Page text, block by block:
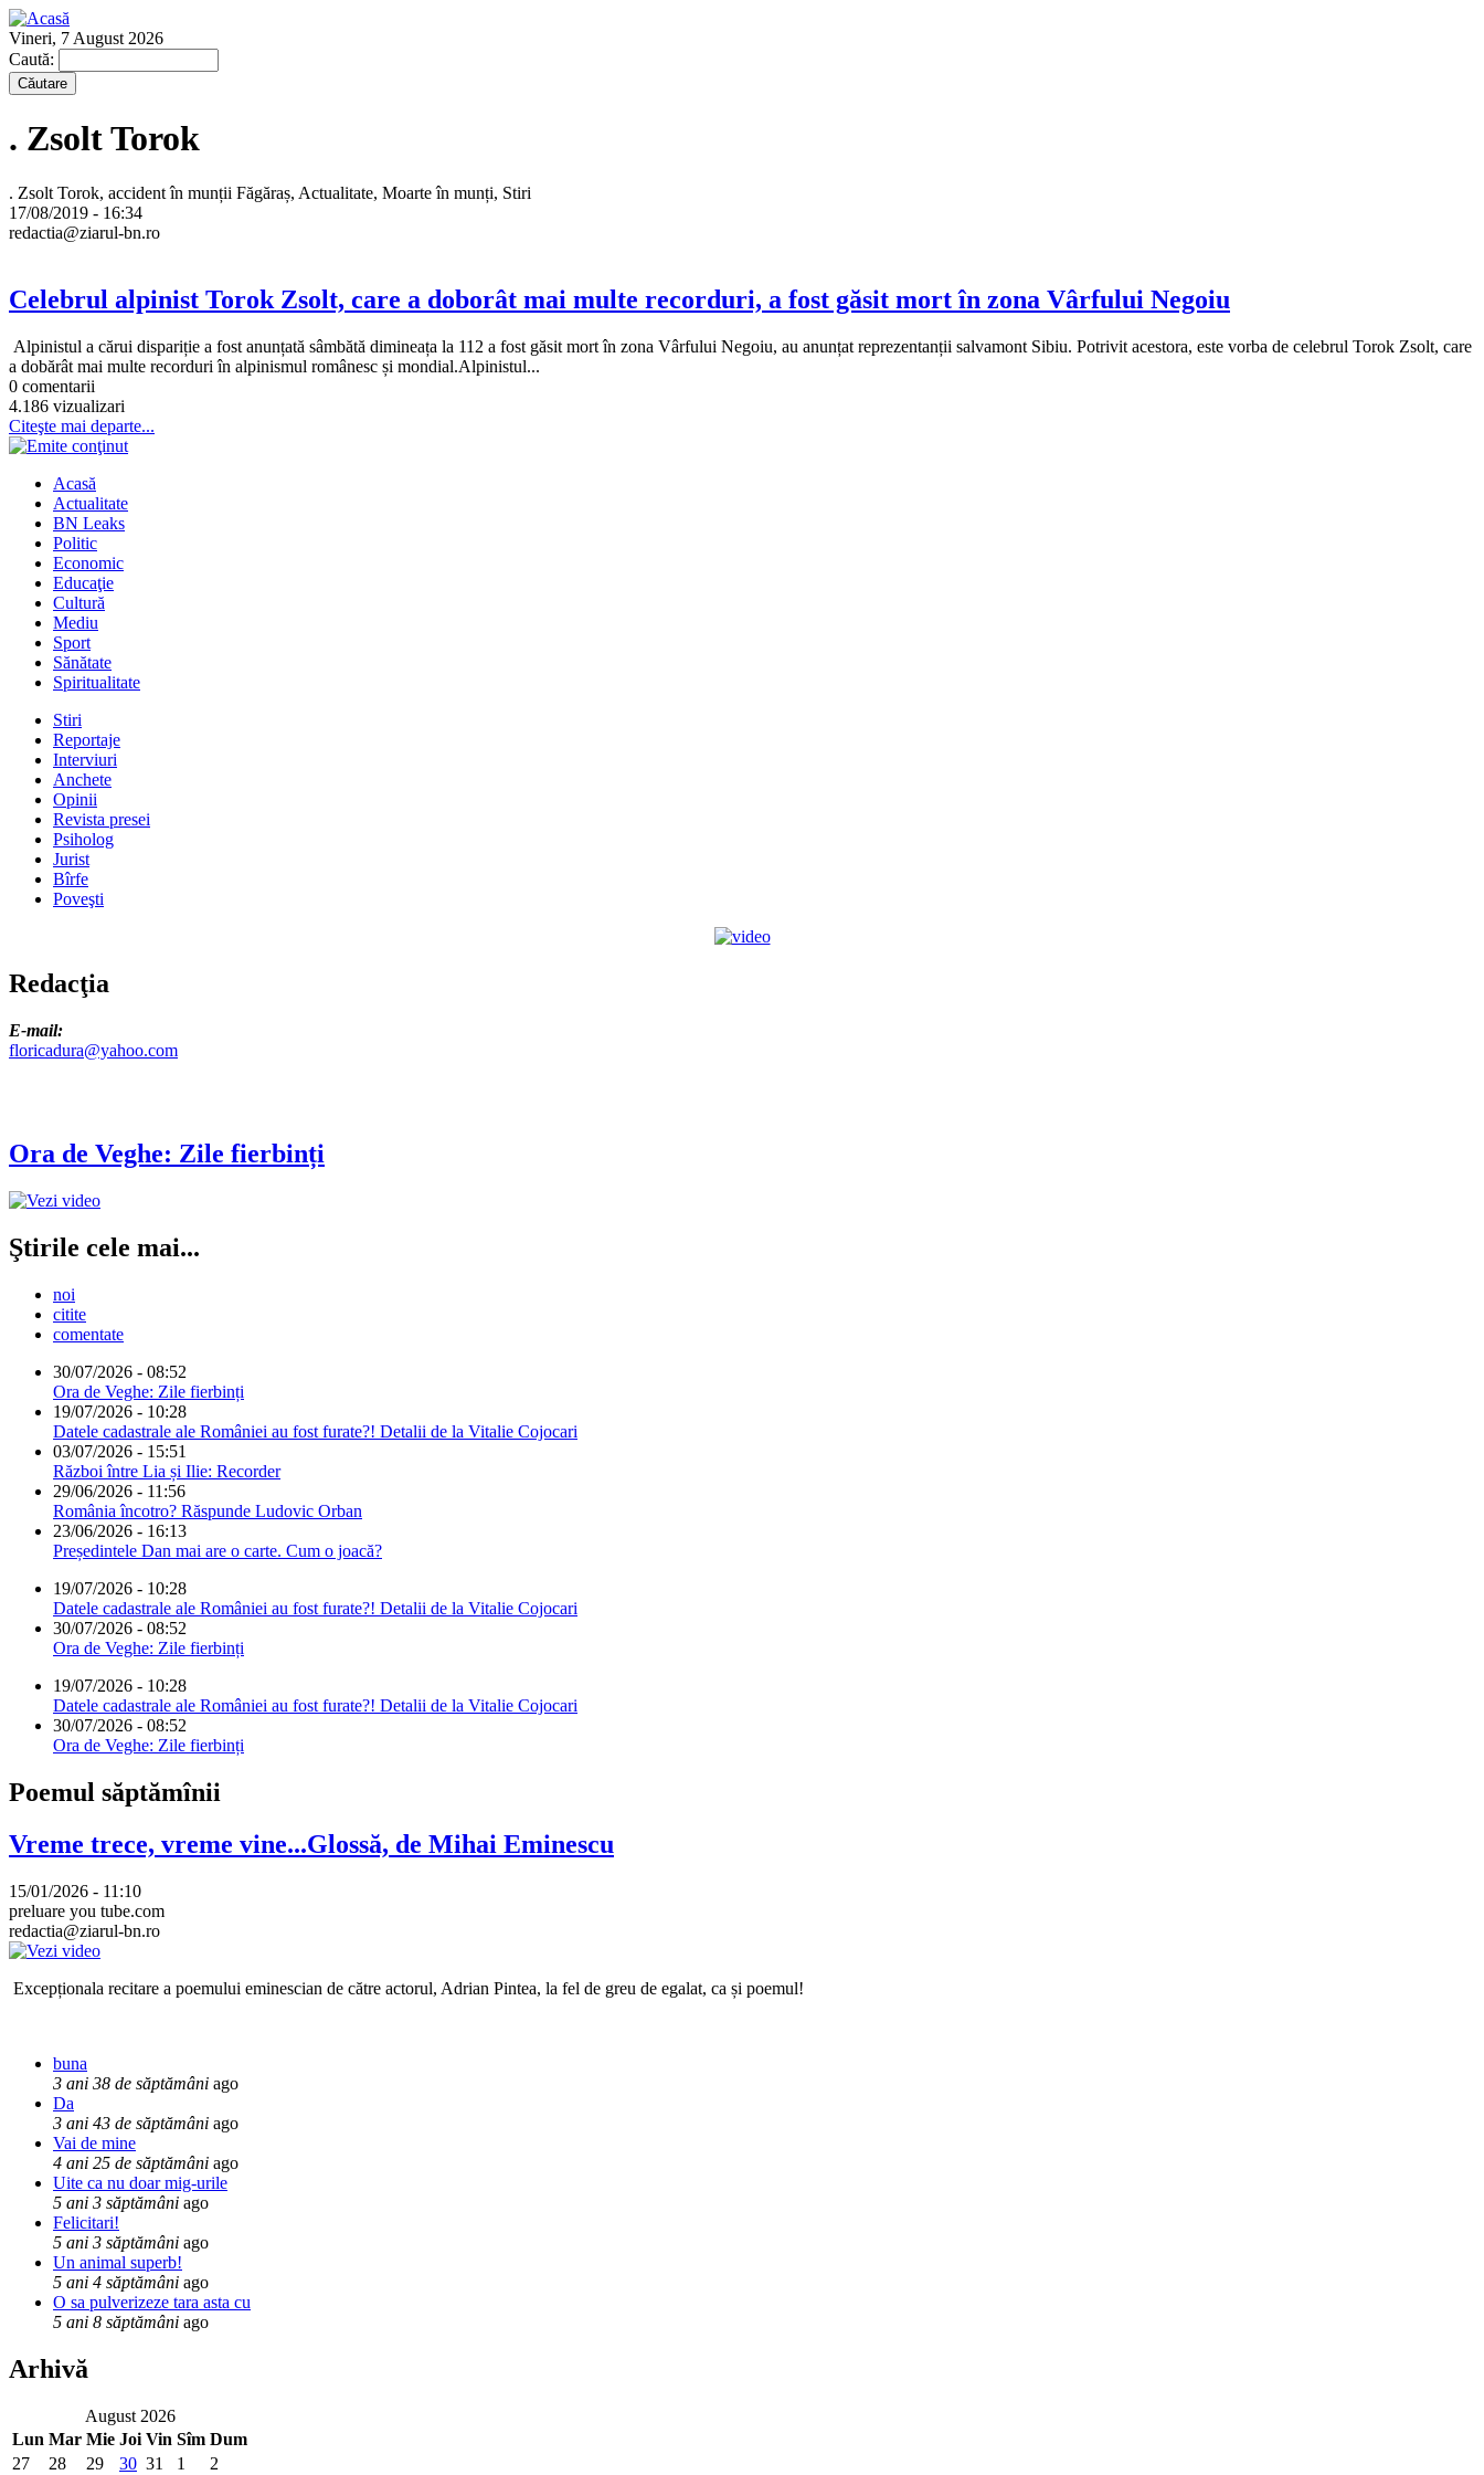
Vineri, 7 August 2026
Caută:
. Zsolt Torok
. Zsolt Torok, accident în munții Făgăraș, Actualitate, Moarte în munți, Stiri
17/08/2019 - 16:34
redactia@ziarul-bn.ro
Celebrul alpinist Torok Zsolt, care a doborât mai multe recorduri, a fost găsit mort în zona Vârfului Negoiu
Alpinistul a cărui dispariție a fost anunțată sâmbătă dimineața la 112 a fost găsit mort în zona Vârfului Negoiu, au anunțat reprezentanții salvamont Sibiu. Potrivit acestora, este vorba de celebrul Torok Zsolt, care
a dobărât mai multe recorduri în alpinismul românesc și mondial.Alpinistul...
0 comentarii
4.186 vizualizari
Citeşte mai departe...
Acasă
Actualitate
BN Leaks
Politic
Economic
Educaţie
Cultură
Mediu
Sport
Sănătate
Spiritualitate
Stiri
Reportaje
Interviuri
Anchete
Opinii
Revista presei
Psiholog
Jurist
Bîrfe
Poveşti
Redacţia
E-mail:
floricadura@yahoo.com
Ora de Veghe: Zile fierbinți
Ştirile cele mai...
noi
citite
comentate
30/07/2026 - 08:52
Ora de Veghe: Zile fierbinți
19/07/2026 - 10:28
Datele cadastrale ale României au fost furate?! Detalii de la Vitalie Cojocari
03/07/2026 - 15:51
Război între Lia și Ilie: Recorder
29/06/2026 - 11:56
România încotro? Răspunde Ludovic Orban
23/06/2026 - 16:13
Președintele Dan mai are o carte. Cum o joacă?
19/07/2026 - 10:28
Datele cadastrale ale României au fost furate?! Detalii de la Vitalie Cojocari
30/07/2026 - 08:52
Ora de Veghe: Zile fierbinți
19/07/2026 - 10:28
Datele cadastrale ale României au fost furate?! Detalii de la Vitalie Cojocari
30/07/2026 - 08:52
Ora de Veghe: Zile fierbinți
Poemul săptămînii
Vreme trece, vreme vine...Glossă, de Mihai Eminescu
15/01/2026 - 11:10
preluare you tube.com
redactia@ziarul-bn.ro
Excepționala recitare a poemului eminescian de către actorul, Adrian Pintea, la fel de greu de egalat, ca și poemul!
buna
3 ani 38 de săptămâni ago
Da
3 ani 43 de săptămâni ago
Vai de mine
4 ani 25 de săptămâni ago
Uite ca nu doar mig-urile
5 ani 3 săptămâni ago
Felicitari!
5 ani 3 săptămâni ago
Un animal superb!
5 ani 4 săptămâni ago
O sa pulverizeze tara asta cu
5 ani 8 săptămâni ago
Arhivă
August 2026
Lun Mar Mie Joi Vin Sîm Dum
27
28 29 30 31 1 2